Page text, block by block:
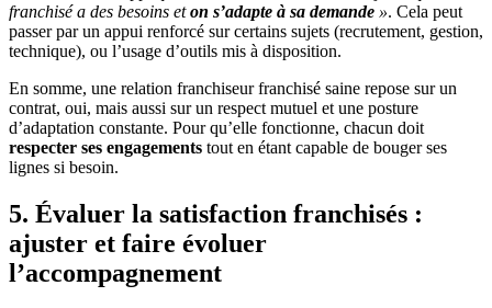
franchisé a des besoins eton s’adapte à sa demande ». Cela peut
passer par un appui renforcé sur certains sujets (recrutement, gestion,
technique), ou l’usage d’outils mis à disposition.
En somme, une relation franchiseur franchisé saine repose sur un
contrat, oui, mais aussi sur un respect mutuel et une posture
d’adaptation constante. Pour qu’elle fonctionne, chacun doit
respecter ses engagements tout en étant capable de bouger ses
lignes si besoin.
5. Évaluer la satisfaction franchisés :
ajuster et faire évoluer
l’accompagnement